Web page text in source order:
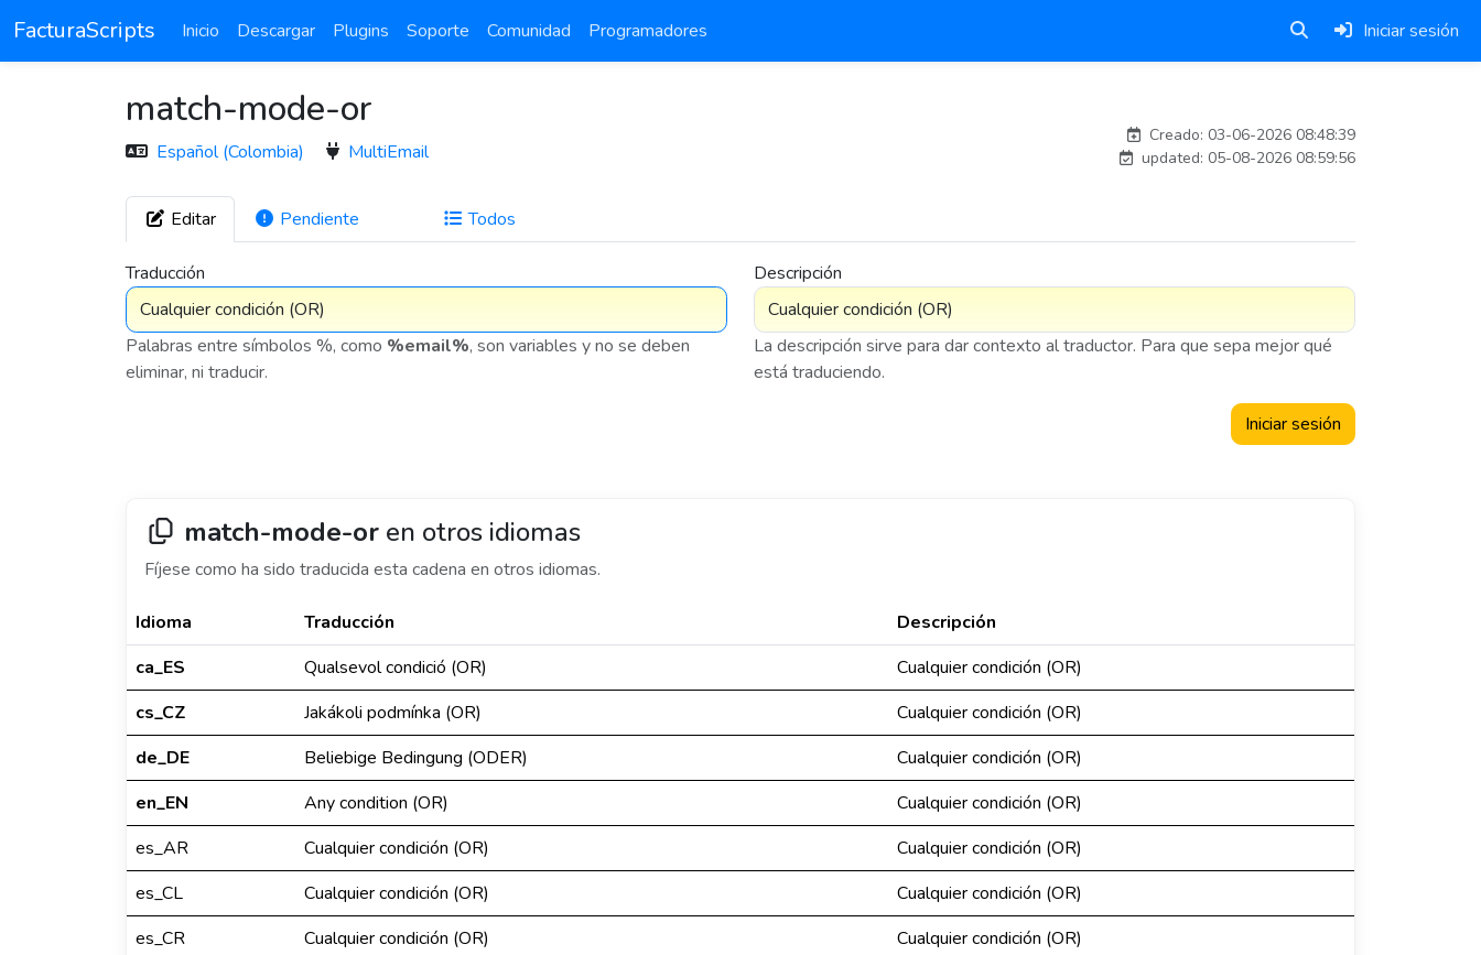
FacturaScripts Inicio Descargar Plugins Soporte Comunidad Programadores Iniciar sesión
match-mode-or
Español (Colombia) MultiEmail
Creado: 03-06-2026 08:48:39
updated: 05-08-2026 08:59:56
Editar Pendiente Todos
Traducción
Palabras entre símbolos %, como %email%, son variables y no se deben
eliminar, ni traducir.
Descripción
La descripción sirve para dar contexto al traductor. Para que sepa mejor qué
está traduciendo.
Iniciar sesión
match-mode-or en otros idiomas
Fíjese como ha sido traducida esta cadena en otros idiomas.
Idioma Traducción
Descripción
ca_ES
Qualsevol condició (OR)
Cualquier condición (OR)
cs_CZ
Jakákoli podmínka (OR)
Cualquier condición (OR)
de_DE
Beliebige Bedingung (ODER)
Cualquier condición (OR)
en_EN
Any condition (OR)
Cualquier condición (OR)
es_AR
Cualquier condición (OR)
Cualquier condición (OR)
es_CL
Cualquier condición (OR)
Cualquier condición (OR)
es_CR
Cualquier condición (OR)
Cualquier condición (OR)